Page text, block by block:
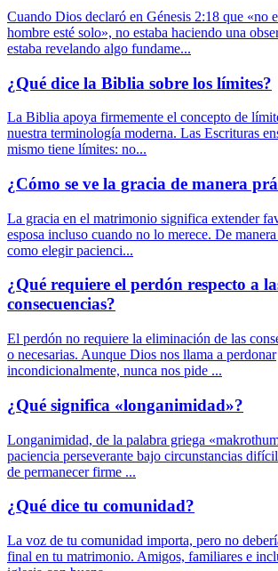
Cuando Dios declaró en Génesis 2:18 que «no
hombre esté solo», no estaba haciendo una
estaba revelando algo fundame...
¿Qué dice la Biblia sobre los límites?
La Biblia apoya firmemente el concepto de
nuestra terminología moderna. Las Escrituras
mismo tiene límites: no...
¿Cómo se ve la gracia de manera
La gracia en el matrimonio significa extender
esposa incluso cuando no lo merece. De
como elegir pacienci...
¿Qué requiere el perdón respecto a
consecuencias?
El perdón no requiere la eliminación de las
o necesarias. Aunque Dios nos llama a perdonar
incondicionalmente, nunca nos pide ...
¿Qué significa «longanimidad»?
Longanimidad, de la palabra griega
paciencia perseverante bajo circunstancias
de permanecer firme ...
¿Qué dice tu comunidad?
La voz de tu comunidad importa, pero no
final en tu matrimonio. Amigos, familiares e